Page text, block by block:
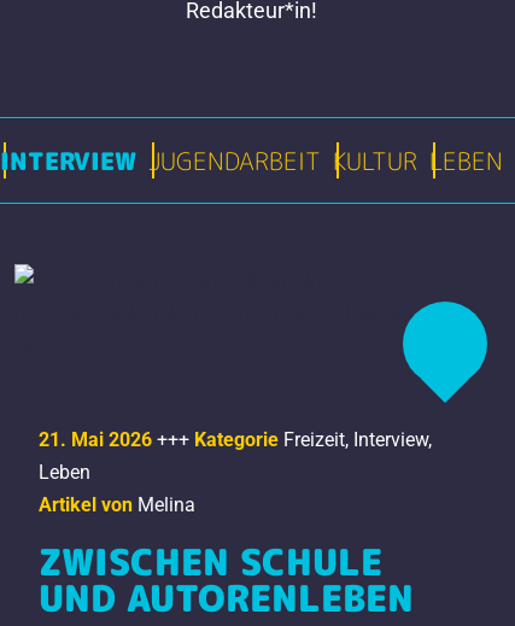
Redakteur*in!
INTERVIEW JUGENDARBEIT KULTUR LEBEN
21. Mai 2026 +++ Kategorie Freizeit, Interview,
Leben
Artikel von Melina
ZWISCHEN SCHULE
UND AUTORENLEBEN